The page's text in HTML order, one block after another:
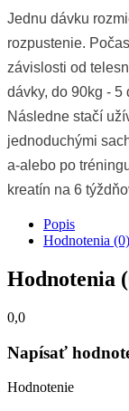
Jednu dávku
rozpustenie.
závislosti od
dávky, do 90kg - 5
Následne stačí
jednoduchými
a-alebo po
kreatín na 6
Popis
Hodnotenia (0)
Hodnotenia
0,0
Napísať
Hodnotenie